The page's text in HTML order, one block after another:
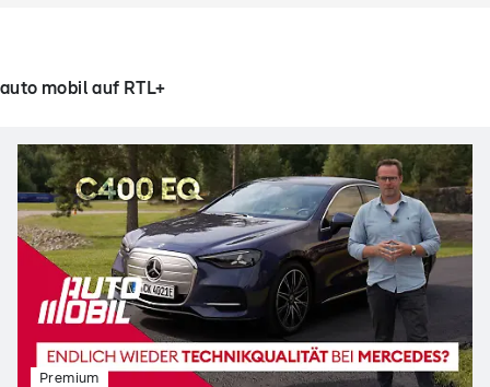
auto mobil auf RTL+
Premium